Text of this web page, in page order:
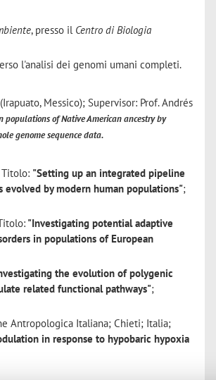
, presso il Centro di Biologia
l'analisi dei genomi umani completi.
Messico); Supervisor: Prof. Andrés
of Native American ancestry by
genome sequence data.
Titolo: "Setting up an integrated pipeline
by modern human populations";
"Investigating potential adaptive
in populations of European
the evolution of polygenic
related functional pathways";
Antropologica Italiana; Chieti; Italia;
in response to hypobaric hypoxia